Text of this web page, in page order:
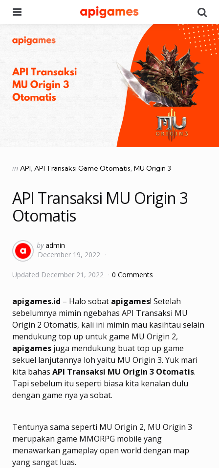
Categories
Posted
in API API Transaksi Game Otomatis MU Origin 3
API Transaksi MU Origin 3
Otomatis
Posted
by
by admin
December 19, 2022
Updated December 21, 2022 0 Comments
apigames.id – Halo sobat apigames! Setelah
sebelumnya mimin ngebahas API Transaksi MU
Origin 2 Otomatis, kali ini mimin mau kasihtau selain
mendukung top up untuk game MU Origin 2,
apigames juga mendukung buat top up game
sekuel lanjutannya loh yaitu MU Origin 3. Yuk mari
kita bahas API Transaksi MU Origin 3 Otomatis.
Tapi sebelum itu seperti biasa kita kenalan dulu
dengan game nya ya sobat.
Tentunya sama seperti MU Origin 2, MU Origin 3
merupakan game MMORPG mobile yang
menawarkan gameplay open world dengan map
yang sangat luas.